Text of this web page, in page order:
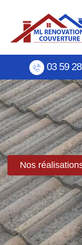
03 59
Nos